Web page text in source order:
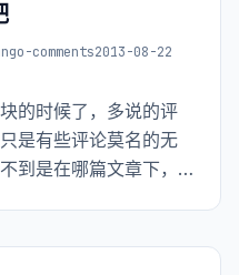
comments2013-08-22
的时候了，多说的评
是有些评论莫名的无
到是在哪篇文章下，